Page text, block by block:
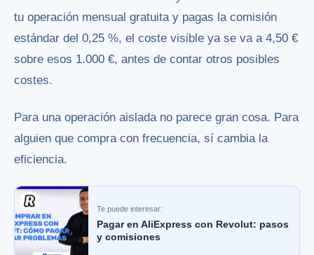
tu operación mensual gratuita y pagas la comisión
estándar del 0,25 %, el coste visible ya se va a 4,50 €
sobre esos 1.000 €, antes de contar otros posibles
costes.
Para una operación aislada no parece gran cosa. Para
alguien que compra con frecuencia, sí cambia la
eficiencia.
Te puede interesar:
Pagar en AliExpress con Revolut: pasos
y comisiones